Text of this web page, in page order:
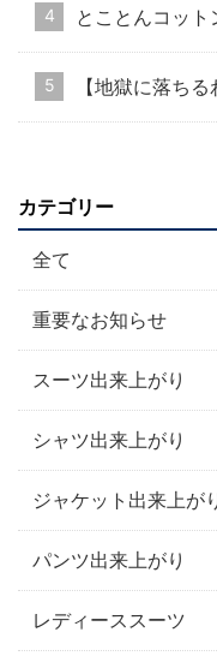
とことんコット
【地獄に落ち
カテゴリー
全て
重要なお知らせ
スーツ出来上がり
シャツ出来上がり
ジャケット出来上が
パンツ出来上がり
レディーススーツ